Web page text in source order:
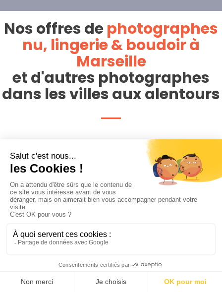
Nos offres dephotographes
nu, lingerie & boudoir à
Marseille
et d'autres photographes
dans les villes aux alentours
Les photographes autour de Marseille
Photographe Plan-de-
Photographe Allauch
Photographe Les pennes-
Photographe Aubagne
Photographe Gignac-la-
Photographe Bouc-bel-air